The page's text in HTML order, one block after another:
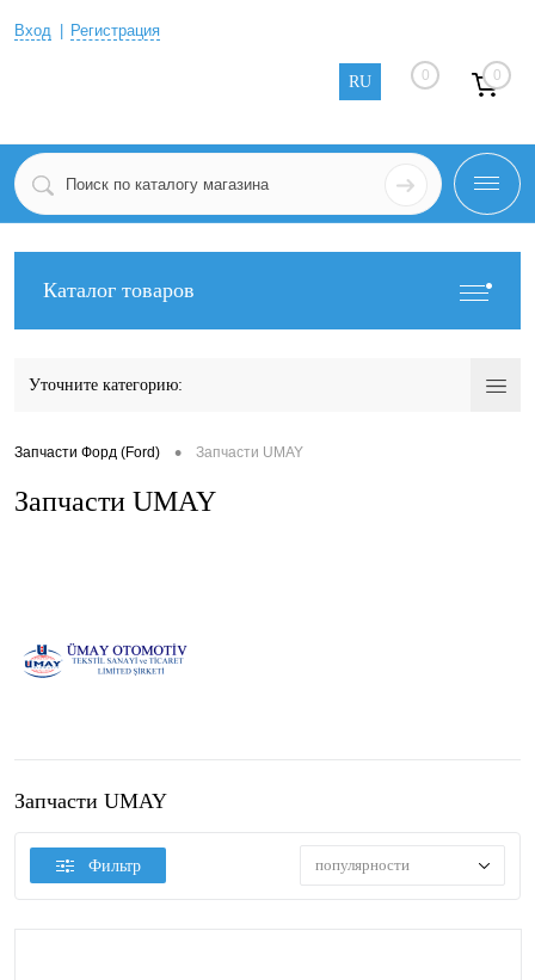
Вход Регистрация
RU 0 0
Каталог товаров
Уточните категорию:
Запчасти Форд (Ford) • Запчасти UMAY
Запчасти UMAY
Запчасти UMAY
Фильтр популярности